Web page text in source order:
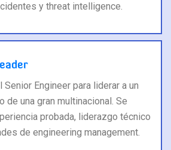
y threat intelligence.
Engineer para liderar a un
de una gran multinacional. Se
probada, liderazgo técnico
de engineering management.